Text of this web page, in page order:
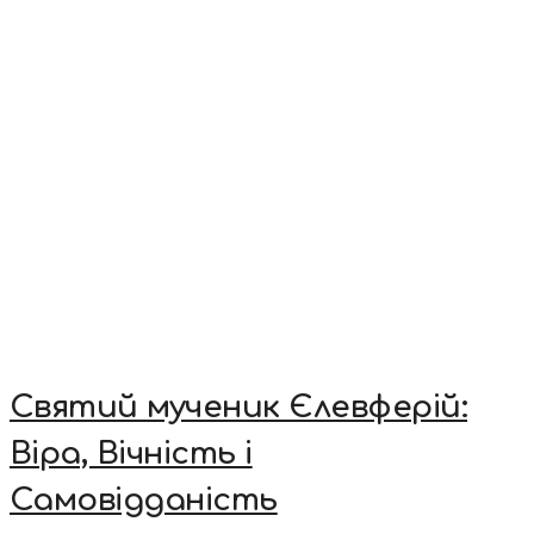
Святий мученик Єлевферій:
Віра, Вічність і
Самовідданість